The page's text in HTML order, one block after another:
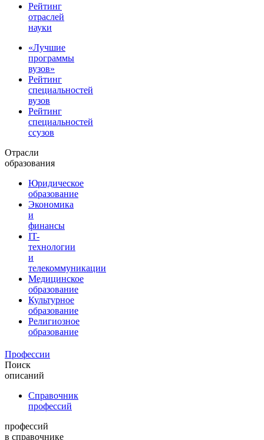
Рейтинг
отраслей
науки
«Лучшие
программы
вузов»
Рейтинг
специальностей
вузов
Рейтинг
специальностей
ссузов
Отрасли
образования
Юридическое
образование
Экономика
и
финансы
IT-
технологии
и
телекоммуникации
Медицинское
образование
Культурное
образование
Религиозное
образование
Профессии
Поиск
описаний
Справочник
профессий
профессий
в справочнике